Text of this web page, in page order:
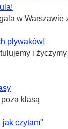
w Warszawie
pływaków!
i
poza klasą
jak czytam"